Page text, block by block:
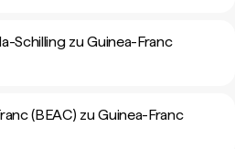
Schilling zu Guinea-Franc
(BEAC) zu Guinea-Franc